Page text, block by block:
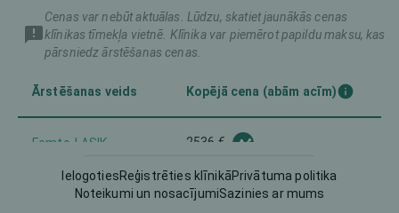
Cenas var nebūt aktuālas. Lūdzu, skatiet jaunākās cenas
klīnikas tīmekļa vietnē. Klīnika var piemērot papildu maksu, kas
pārsniedz ārstēšanas cenas.
Ārstēšanas veids Kopējā cena (abām acīm)
Femto-LASIK 2536 €
1605 €
IelogotiesReģistrēties klīnikāPrivātuma politika
Noteikumi un nosacījumiSazinies ar mums